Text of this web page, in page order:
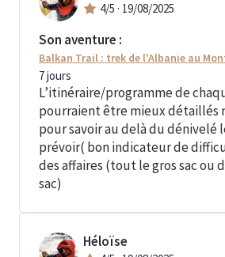
4/5 · 19/08/2025
Son aventure :
Balkan Trail : trek de l'Albanie au
7jours
L’itinéraire/programme de
pourraient être mieux détaillés
pour savoir au delà du dénivelé
prévoir( bon indicateur de
des affaires (tout le gros sac ou
sac)
Héloïse